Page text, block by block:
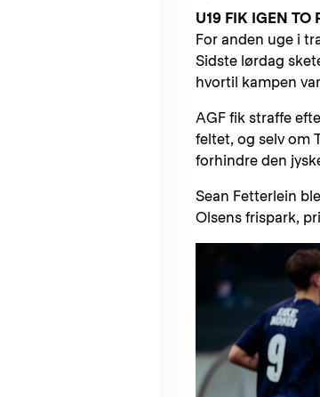
U19 FIK IGEN TO
For anden uge i
Sidste lørdag
hvortil kampen
AGF fik straffe
feltet, og selv om
forhindre den
Sean Fetterlein
Olsens frispark,